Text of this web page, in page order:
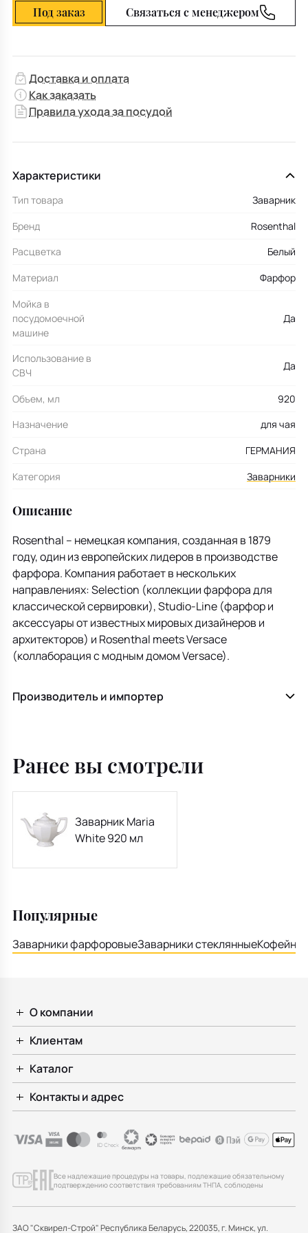
Под заказ Связаться с менеджером
Доставка и оплата
Как заказать
Правила ухода за посудой
Характеристики
Тип товара
Заварник
Бренд
Rosenthal
Расцветка
Белый
Материал
Фарфор
Мойка в
посудомоечной
машине
Да
Использование в
СВЧ
Да
Объем, мл
920
Назначение
для чая
Страна
ГЕРМАНИЯ
Категория
Заварники
Описание
Rosenthal – немецкая компания, созданная в 1879
году, один из европейских лидеров в производстве
фарфора. Компания работает в нескольких
направлениях: Selection (коллекции фарфора для
классической сервировки), Studio-Line (фарфор и
аксессуары от известных мировых дизайнеров и
архитекторов) и Rosenthal meets Versace
(коллаборация с модным домом Versace).
Производитель и импортер
Ранее вы смотрели
Заварник Maria
White 920 мл
Популярные
Заварники фарфоровыеЗаварники стеклянные
О компании
Клиентам
Каталог
Контакты и адрес
Все надлежащие процедуры на товары, подлежащие обязательному
подтверждению соответствия требованиям ТНПА, соблюдены
ЗАО "Сквирел-Строй" Республика Беларусь, 220035, г. Минск, ул.